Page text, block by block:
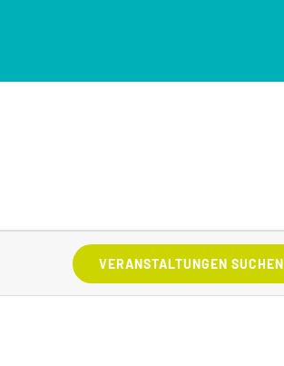
VERANSTALTUNGEN SUCHEN